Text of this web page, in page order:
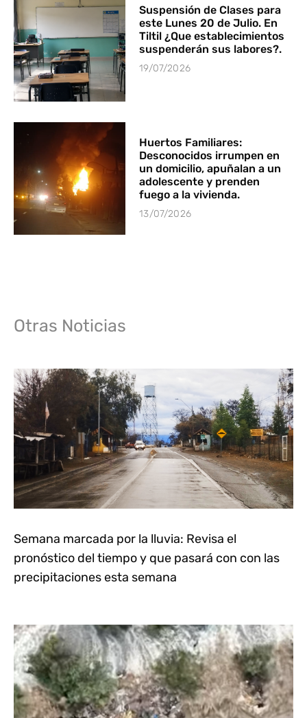
Suspensión de Clases para
este Lunes 20 de Julio. En
Tiltil ¿Que establecimientos
suspenderán sus labores?.
19/07/2026
Huertos Familiares:
Desconocidos irrumpen en
un domicilio, apuñalan a un
adolescente y prenden
fuego a la vivienda.
13/07/2026
Otras Noticias
Semana marcada por la lluvia: Revisa el
pronóstico del tiempo y que pasará con con las
precipitaciones esta semana